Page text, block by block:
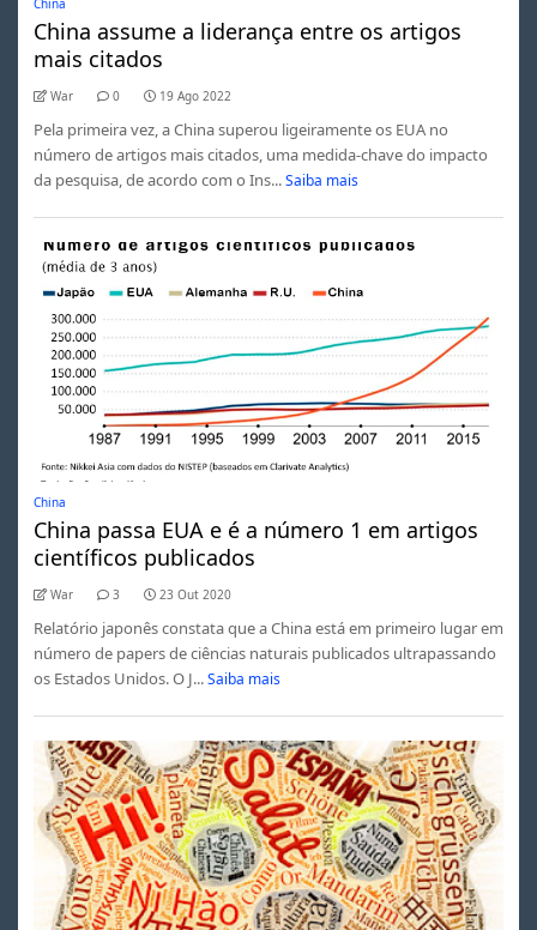
China
China assume a liderança entre os artigos
mais citados
War 0 19 Ago 2022
Pela primeira vez, a China superou ligeiramente os EUA no
número de artigos mais citados, uma medida-chave do impacto
da pesquisa, de acordo com o Ins... Saiba mais
China
China passa EUA e é a número 1 em artigos
científicos publicados
War 3 23 Out 2020
Relatório japonês constata que a China está em primeiro lugar em
número de papers de ciências naturais publicados ultrapassando
os Estados Unidos. O J... Saiba mais